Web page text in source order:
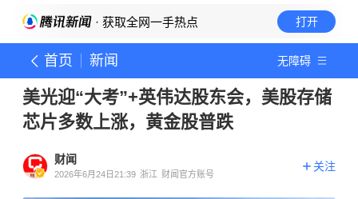
· 获取全网一手热点 打开
首页 新闻 无障碍
美光迎“大考”+英伟达股东会，美股存储
芯片多数上涨，黄金股普跌
财闻
2026年6月24日21:39 浙江 财闻官方账号
关注